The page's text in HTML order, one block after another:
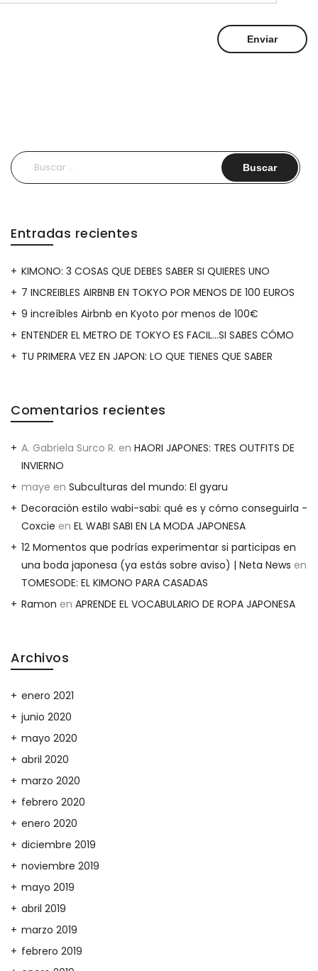
Buscar:
Entradas recientes
KIMONO: 3 COSAS QUE DEBES SABER SI QUIERES UNO
7 INCREIBLES AIRBNB EN TOKYO POR MENOS DE 100 EUROS
9 increíbles Airbnb en Kyoto por menos de 100€
ENTENDER EL METRO DE TOKYO ES FACIL…SI SABES CÓMO
TU PRIMERA VEZ EN JAPON: LO QUE TIENES QUE SABER
Comentarios recientes
A. Gabriela Surco R. en HAORI JAPONES: TRES OUTFITS DE
INVIERNO
maye en Subculturas del mundo: El gyaru
Decoración estilo wabi-sabi: qué es y cómo conseguirla -
Coxcie en EL WABI SABI EN LA MODA JAPONESA
12 Momentos que podrías experimentar si participas en
una boda japonesa (ya estás sobre aviso) | Neta News en
TOMESODE: EL KIMONO PARA CASADAS
Ramon en APRENDE EL VOCABULARIO DE ROPA JAPONESA
Archivos
enero 2021
junio 2020
mayo 2020
abril 2020
marzo 2020
febrero 2020
enero 2020
diciembre 2019
noviembre 2019
mayo 2019
abril 2019
marzo 2019
febrero 2019